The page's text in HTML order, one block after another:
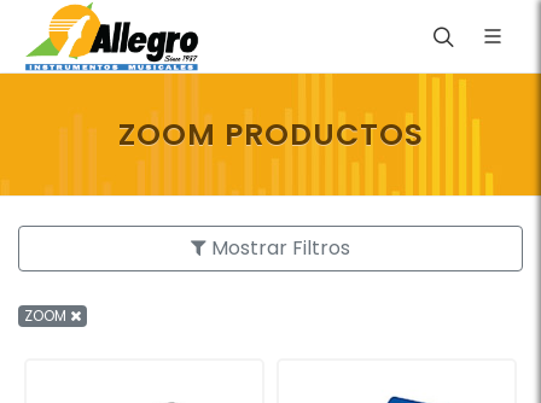
ZOOM PRODUCTOS
Mostrar Filtros
ZOOM